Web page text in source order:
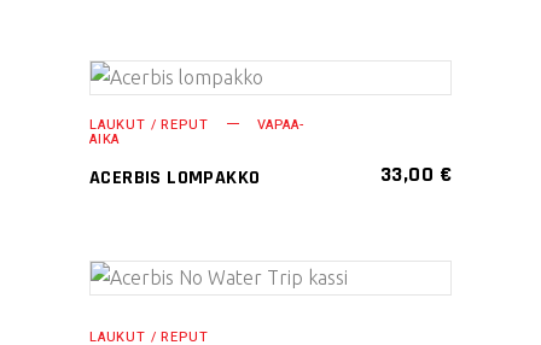
LISÄÄ OSTOSKORIIN
LAUKUT / REPUT VAPAA-
AIKA
ACERBIS LOMPAKKO 33,00 €
LAUKUT / REPUT